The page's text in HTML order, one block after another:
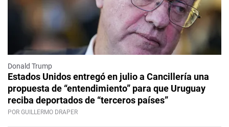
Donald Trump
Estados Unidos entregó en julio a Cancillería una
propuesta de “entendimiento” para que Uruguay
reciba deportados de “terceros países”
POR GUILLERMO DRAPER